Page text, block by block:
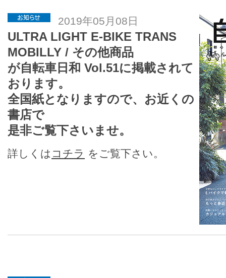
2019年05月08日
ULTRA LIGHT E-BIKE TRANS
MOBILLY / その他商品
が自転車日和 Vol.51に掲載されて
おります。
全国紙となりますので、お近くの
書店で
是非ご覧下さいませ。
詳しくは コチラ をご覧下さい。